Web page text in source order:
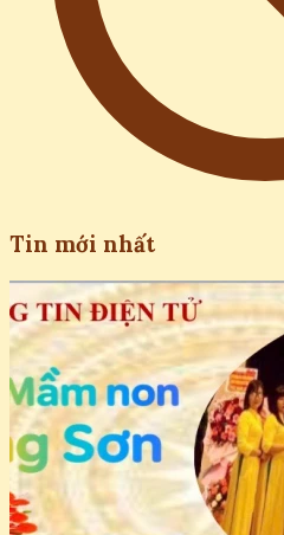
Tin mới nhất